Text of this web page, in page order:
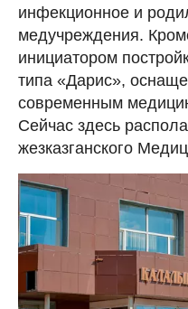
инфекционное и
медучреждения.
инициатором
типа «Дарис»,
современным
Сейчас здесь
жезказганского